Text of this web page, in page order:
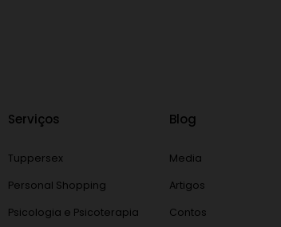
Serviços
Tuppersex
Personal Shopping
Psicologia e Psicoterapia
Blog
Media
Artigos
Contos